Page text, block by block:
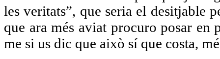
les veritats”, que seria el desitjable
que ara més aviat procuro posar
me si us dic que això sí que costa,